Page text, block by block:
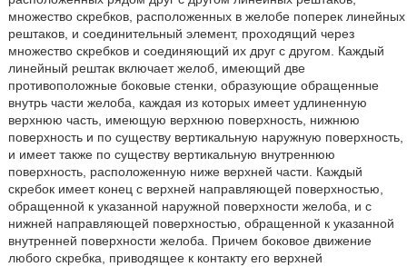
множество скребков, расположенных в желобе поперек линейных
рештаков, и соединительный элемент, проходящий через
множество скребков и соединяющий их друг с другом. Каждый
линейный рештак включает желоб, имеющий две
противоположные боковые стенки, образующие обращенные
внутрь части желоба, каждая из которых имеет удлиненную
верхнюю часть, имеющую верхнюю поверхность, нижнюю
поверхность и по существу вертикальную наружную поверхность,
и имеет также по существу вертикальную внутреннюю
поверхность, расположенную ниже верхней части. Каждый
скребок имеет конец с верхней направляющей поверхностью,
обращенной к указанной наружной поверхности желоба, и с
нижней направляющей поверхностью, обращенной к указанной
внутренней поверхности желоба. Причем боковое движение
любого скребка, приводящее к контакту его верхней